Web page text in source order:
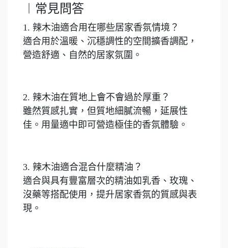
︱常見問答
1. 辣木油適合用在哪些居家香氛情境？
適合用於溫暖、沉穩調性的空間擴香調配，
營造舒適、自然的居家氛圍。
2. 辣木油在質地上會不會過於厚重？
雖然質感扎實，但質地細膩流暢，延展性
佳。用量適中即可營造極佳的香氛體驗。
3. 辣木油適合混合什麼精油？
適合與具有豐富層次的精油如乳香、玫瑰、
沒藥等搭配使用，提升居家香氛的質感與表
現。